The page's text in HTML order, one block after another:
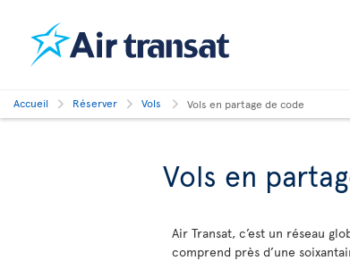
Accueil Réserver Vols Vols en partage de code
Vols en
Air Transat, c’est un réseau
comprend près d’une